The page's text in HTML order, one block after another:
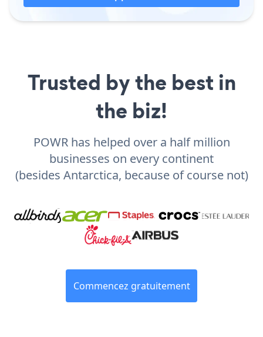
Trusted by the best in
the biz!
POWR has helped over a half million
businesses on every continent
(besides Antarctica, because of course not)
Commencez gratuitement